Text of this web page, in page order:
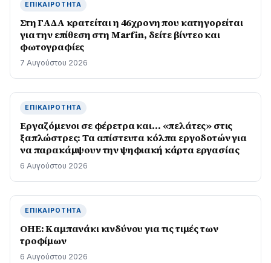
ΕΠΙΚΑΙΡΌΤΗΤΑ
Στη ΓΑΔΑ κρατείται η 46χρονη που κατηγορείται
για την επίθεση στη Marfin, δείτε βίντεο και
φωτογραφίες
7 Αυγούστου 2026
ΕΠΙΚΑΙΡΌΤΗΤΑ
Εργαζόμενοι σε φέρετρα και… «πελάτες» στις
ξαπλώστρες: Τα απίστευτα κόλπα εργοδοτών για
να παρακάμψουν την ψηφιακή κάρτα εργασίας
6 Αυγούστου 2026
ΕΠΙΚΑΙΡΌΤΗΤΑ
ΟΗΕ: Καμπανάκι κινδύνου για τις τιμές των
τροφίμων
6 Αυγούστου 2026